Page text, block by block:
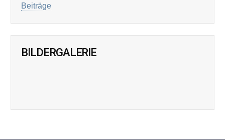
Beiträge
BILDERGALERIE